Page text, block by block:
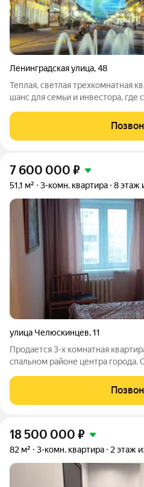
Ленинградская улица,48
Теплая, светлая трехкомнатная
шанс для семьи и инвестора, где
комнаты, балкон с видом во двор
000 000 руб. Прямая
7 600 000 ₽
51,1 м² 3-комн. квартира 8 этаж
улица Челюскинцев,11
Продается 3-х комнатная
спальном районе центра города.
всегда покажем расскажем.
беспокоиться.
18 500 000 ₽
82 м² 3-комн. квартира 2 этаж